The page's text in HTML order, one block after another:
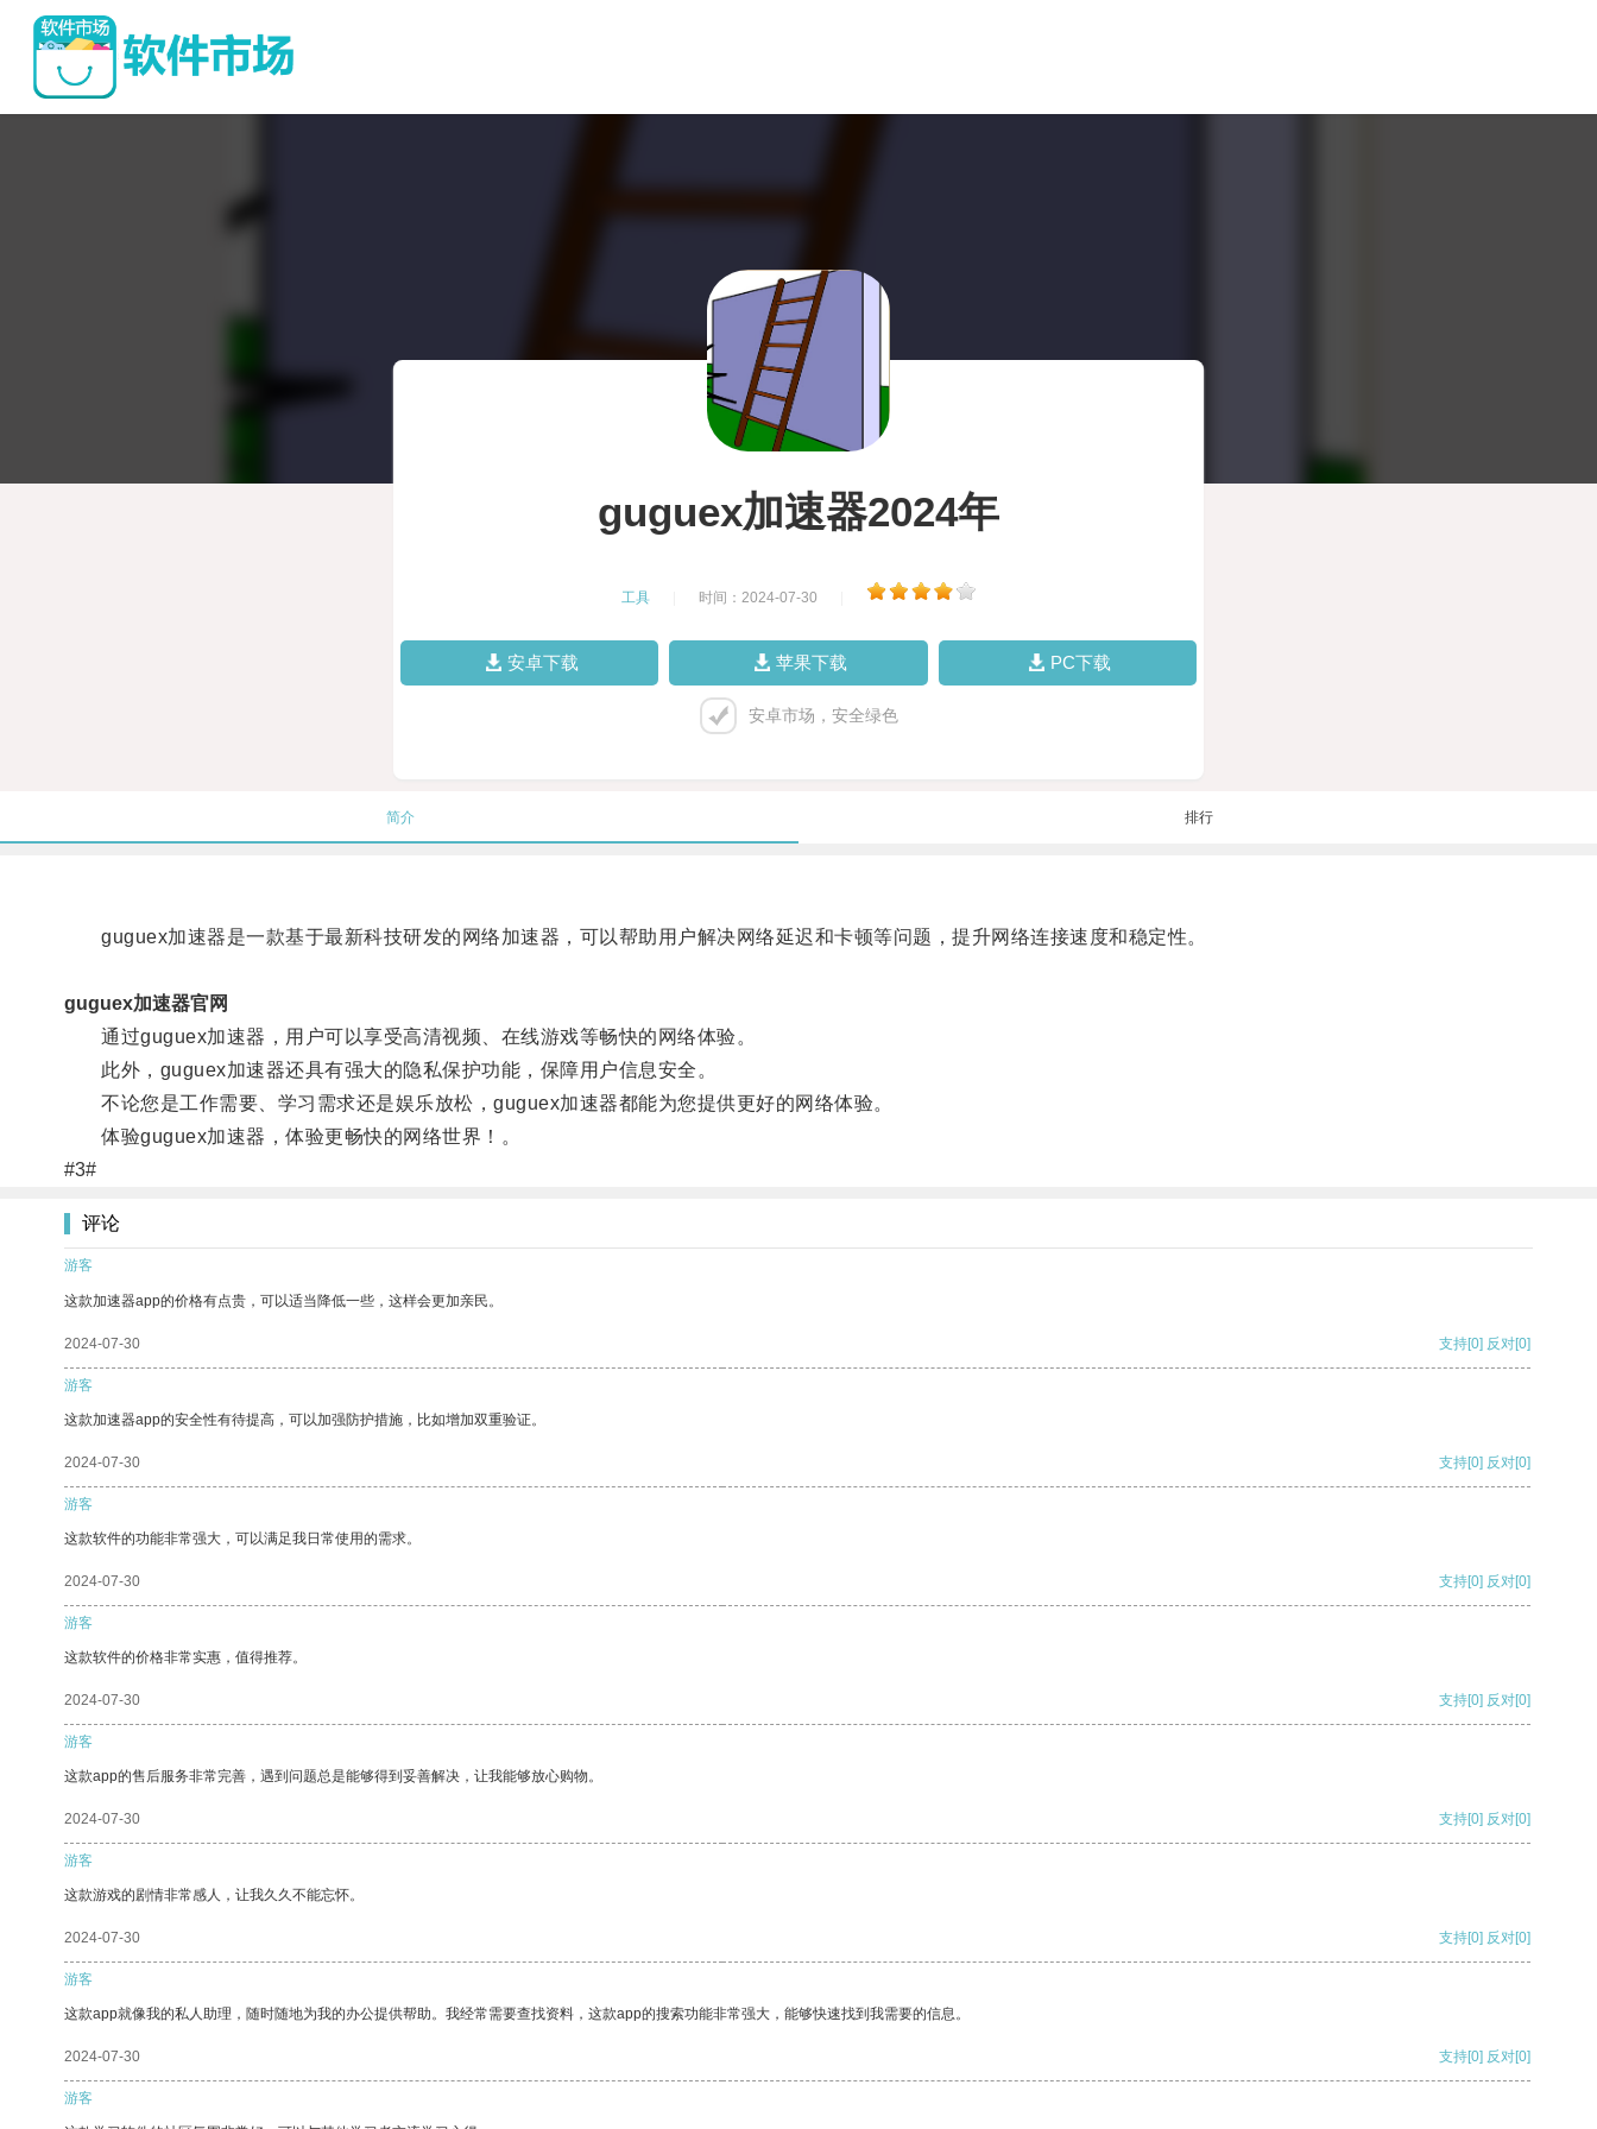
guguex加速器2024年
工具 时间：2024-07-30
安卓下载 苹果下载 PC下载
安卓市场，安全绿色
简介 排行
guguex加速器是一款基于最新科技研发的网络加速器，可以帮助用户解决网络延迟和卡顿等问题，提升网络连接速度和稳定性。
guguex加速器官网
通过guguex加速器，用户可以享受高清视频、在线游戏等畅快的网络体验。
此外，guguex加速器还具有强大的隐私保护功能，保障用户信息安全。
不论您是工作需要、学习需求还是娱乐放松，guguex加速器都能为您提供更好的网络体验。
体验guguex加速器，体验更畅快的网络世界！。
#3#
评论
游客
这款加速器app的价格有点贵，可以适当降低一些，这样会更加亲民。
2024-07-30 支持[0] 反对[0]
游客
这款加速器app的安全性有待提高，可以加强防护措施，比如增加双重验证。
2024-07-30 支持[0] 反对[0]
游客
这款软件的功能非常强大，可以满足我日常使用的需求。
2024-07-30 支持[0] 反对[0]
游客
这款软件的价格非常实惠，值得推荐。
2024-07-30 支持[0] 反对[0]
游客
这款app的售后服务非常完善，遇到问题总是能够得到妥善解决，让我能够放心购物。
2024-07-30 支持[0] 反对[0]
游客
这款游戏的剧情非常感人，让我久久不能忘怀。
2024-07-30 支持[0] 反对[0]
游客
这款app就像我的私人助理，随时随地为我的办公提供帮助。我经常需要查找资料，这款app的搜索功能非常强大，能够快速找到我需要的信息。
2024-07-30 支持[0] 反对[0]
游客